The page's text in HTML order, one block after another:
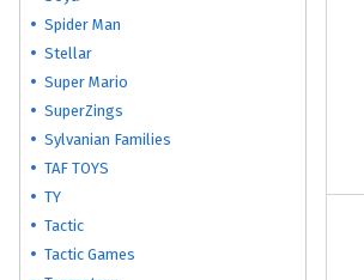
Spider Man
Stellar
Super Mario
SuperZings
Sylvanian Families
TAF TOYS
TY
Tactic
Tactic Games